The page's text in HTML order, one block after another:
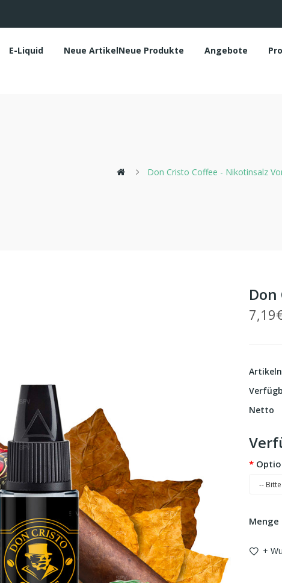
E-Liquid Neue ArtikelNeue Produkte Angebote
Don Cristo Coffee - Nikotinsalz
Netto
Menge
+